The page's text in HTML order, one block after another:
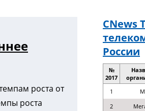
роста от
роста
CNews
России
№
2017
1
2